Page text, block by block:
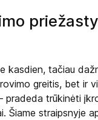
kasdien, tačiau
greitis, bet ir
pradeda trūkinėti
Šiame straipsnyje